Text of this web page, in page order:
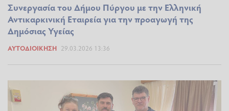
Συνεργασία του Δήμου Πύργου με την Ελληνική
Αντικαρκινική Εταιρεία για την προαγωγή της
Δημόσιας Υγείας
ΑΥΤΟΔΙΟΊΚΗΣΗ 29.03.2026 13:36